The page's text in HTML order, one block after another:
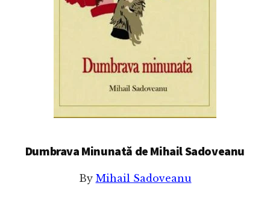
Dumbrava Minunată de Mihail Sadoveanu
By Mihail Sadoveanu